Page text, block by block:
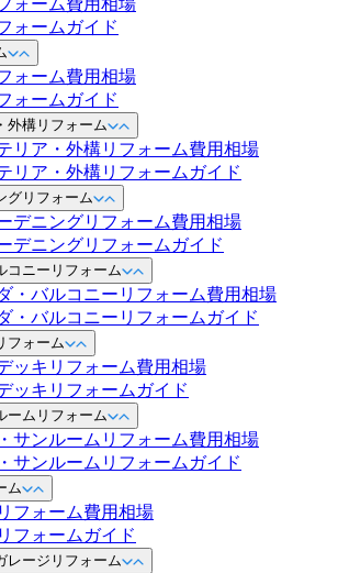
ォームガイド
ォーム費用相場
ォームガイド
外構リフォーム
リア・外構リフォーム費用相場
リア・外構リフォームガイド
グリフォーム
デニングリフォーム費用相場
デニングリフォームガイド
コニーリフォーム
・バルコニーリフォーム費用相場
・バルコニーリフォームガイド
フォーム
ッキリフォーム費用相場
ッキリフォームガイド
ームリフォーム
サンルームリフォーム費用相場
サンルームリフォームガイド
ム
フォーム費用相場
フォームガイド
レージリフォーム